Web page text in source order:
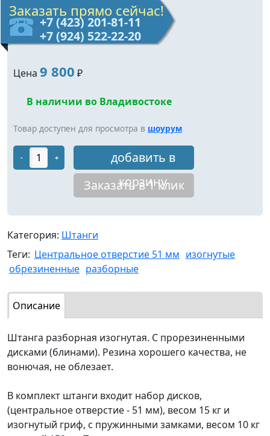
Заказать прямо сейчас!
+7 (423) 201-81-11
+7 (924) 522-22-20
Цена 9 800 ₽
В наличии во Владивостоке
Товар доступен для просмотра в шоурум
- +
добавить в
корзину
Заказать в 1 клик
Категория: Штанги
Теги: Центральное отверстие 51 мм изогнутые
обрезиненные разборные
Описание
Штанга разборная изогнутая. С прорезиненными
дисками (блинами). Резина хорошего качества, не
вонючая, не облезает.
В комплект штанги входит набор дисков,
(центральное отверстие - 51 мм), весом 15 кг и
изогнутый гриф, с пружинными замками, весом 10 кг